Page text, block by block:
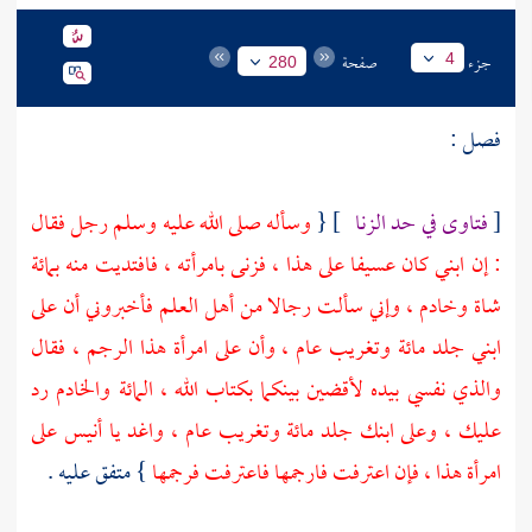
جزء 4 صفحة 280
فصل :
[فتاوى في حد الزنا ] {وسأله صلى الله عليه وسلم رجل فقال
: إن ابني كان عسيفا على هذا ، فزنى بامرأته ، فافتديت منه بمائة
شاة وخادم ، وإني سألت رجالا من أهل العلم فأخبروني أن على
ابني جلد مائة وتغريب عام ، وأن على امرأة هذا الرجم ، فقال
والذي نفسي بيده لأقضين بينكما بكتاب الله ، المائة والخادم رد
عليك ، وعلى ابنك جلد مائة وتغريب عام ، واغد ياأنيسعلى
امرأة هذا ، فإن اعترفت فارجمها فاعترفت فرجمها} متفق عليه .